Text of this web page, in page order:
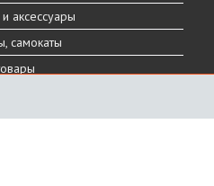
и аксессуары
самокаты